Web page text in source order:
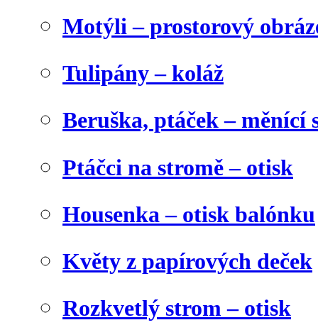
Motýli – prostorový
Tulipány – koláž
Beruška, ptáček – měnící
Ptáčci na stromě – otisk
Housenka – otisk balónku
Květy z papírových deček
Rozkvetlý strom – otisk